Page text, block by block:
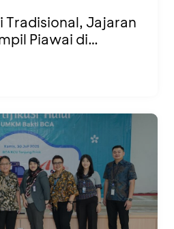
Tradisional, Jajaran
Piawai di